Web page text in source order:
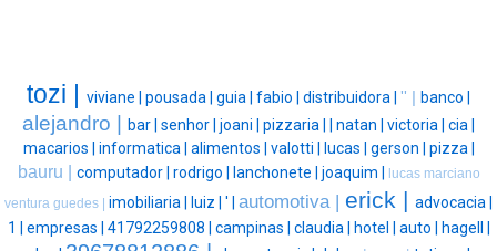
tozi | viviane | pousada | guia | fabio | distribuidora | '' | banco |
alejandro | bar | senhor | joani | pizzaria | natan | victoria | cia |
macarios | informatica | alimentos | valotti | lucas | gerson | pizza |
bauru | computador | rodrigo | lanchonete | joaquim |
lucas marciano
ventura guedes | imobiliaria | luiz | ' | automotiva | erick | advocacia |
1 | empresas | 41792259808 | campinas | claudia | hotel | auto |
hagell |